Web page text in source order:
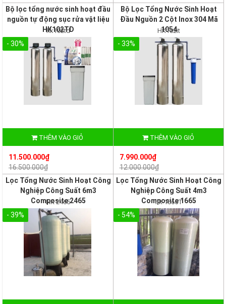
Bộ lọc tổng nước sinh hoạt đầu
nguồn tự động sục rửa vật liệu
HK102TD
hk102td
- 30%
THÊM VÀO GIỎ
11.500.000₫
16.500.000₫
Bộ Lọc Tổng Nước Sinh Hoạt
Đầu Nguồn 2 Cột Inox 304 Mã
1054
HK102it
- 33%
THÊM VÀO GIỎ
7.990.000₫
12.000.000₫
Lọc Tổng Nước Sinh Hoạt Công
Nghiệp Công Suất 6m3
Composite 2465
HK 2465
- 39%
Lọc Tổng Nước Sinh Hoạt Công
Nghiệp Công Suất 4m3
Composite 1665
hk 1665T
- 54%